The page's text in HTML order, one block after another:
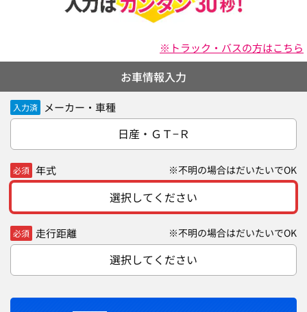
※トラック・バスの方はこちら
お車情報入力
入力済 メーカー・車種
日産・ＧＴ−Ｒ
必須 年式 ※不明の場合はだいたいでOK
選択してください
必須 走行距離 ※不明の場合はだいたいでOK
選択してください